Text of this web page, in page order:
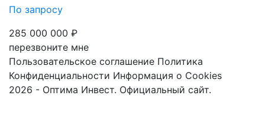
По запросу
285 000 000 ₽
перезвоните мне
Пользовательское соглашение Политика
Конфиденциальности Информация о Cookies
2026 - Оптима Инвест. Официальный сайт.